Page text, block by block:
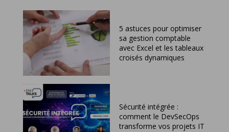
5 astuces pour optimiser
sa gestion comptable
avec Excel et les tableaux
croisés dynamiques
Sécurité intégrée :
comment le DevSecOps
transforme vos projets IT